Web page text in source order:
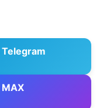
Telegram
MAX